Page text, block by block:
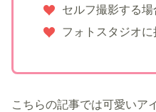
セルフ撮影する
フォトスタジオ
こちらの記事では可愛いア